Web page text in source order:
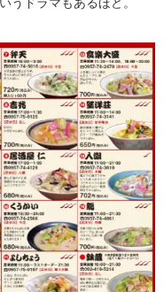
うドラマもあるほど。